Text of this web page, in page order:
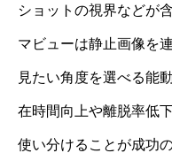
ショットの視界などが
マビューは静止画像を
見たい角度を選べる能
在時間向上や離脱率低
使い分けることが成功